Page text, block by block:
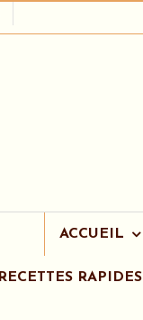
ACCUEIL
RECETTES RAPIDES